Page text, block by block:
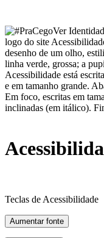
Teclas de Acessibilidade
Aumentar fonte